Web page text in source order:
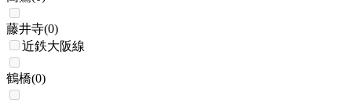
藤井寺(0)
近鉄大阪線
鶴橋(0)